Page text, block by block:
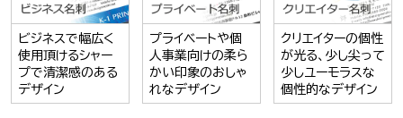
ビジネスで幅広く
使用頂けるシャー
プで清潔感のある
デザイン
プライベートや個
人事業向けの柔ら
かい印象のおしゃ
れなデザイン
クリエイターの個性
が光る、少し尖って
少しユーモラスな
個性的なデザイン